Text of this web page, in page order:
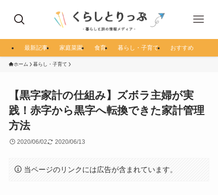
最新記事 家庭菜園 食育 暮らし・子育て おすすめ
ホーム 暮らし・子育て
【黒字家計の仕組み】ズボラ主婦が実
践！赤字から黒字へ転換できた家計管理
方法
2020/06/02 2020/06/13
当ページのリンクには広告が含まれています。